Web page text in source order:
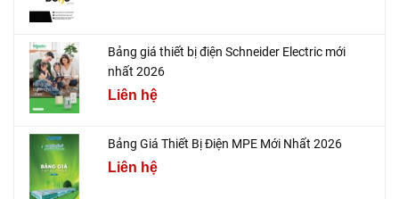
Bảng giá thiết bị điện Schneider Electric mới
nhất 2026
Liên hệ
Bảng Giá Thiết Bị Điện MPE Mới Nhất 2026
Liên hệ